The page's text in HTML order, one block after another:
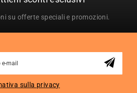
su offerte speciali e promozioni.
sulla privacy